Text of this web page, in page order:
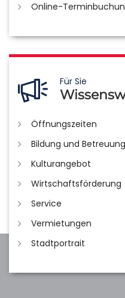
Online-
Für Sie
Öffnungszeiten
Bildung und Betreuung
Kulturangebot
Wirtschaftsförderung
Service
Vermietungen
Stadtportrait